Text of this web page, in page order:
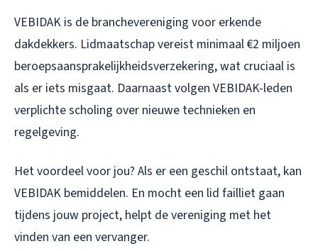
VEBIDAK is de branchevereniging voor erkende
dakdekkers. Lidmaatschap vereist minimaal €2 miljoen
beroepsaansprakelijkheidsverzekering, wat cruciaal is
als er iets misgaat. Daarnaast volgen VEBIDAK-leden
verplichte scholing over nieuwe technieken en
regelgeving.
Het voordeel voor jou? Als er een geschil ontstaat, kan
VEBIDAK bemiddelen. En mocht een lid failliet gaan
tijdens jouw project, helpt de vereniging met het
vinden van een vervanger.